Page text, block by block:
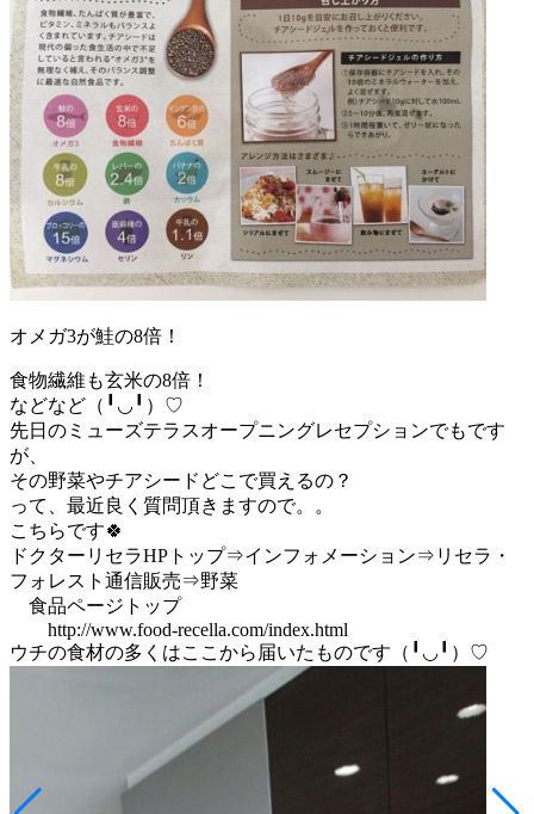
オメガ3が鮭の8倍！
食物繊維も玄米の8倍！
などなど（╹◡╹）♡
先日のミューズテラスオープニングレセプションでもです
が、
その野菜やチアシードどこで買えるの？
って、最近良く質問頂きますので。。
こちらです🍀
ドクターリセラHPトップ⇒インフォメーション⇒リセラ・
フォレスト通信販売⇒野菜
食品ページトップ
http://www.food-recella.com/index.html
ウチの食材の多くはここから届いたものです（╹◡╹）♡